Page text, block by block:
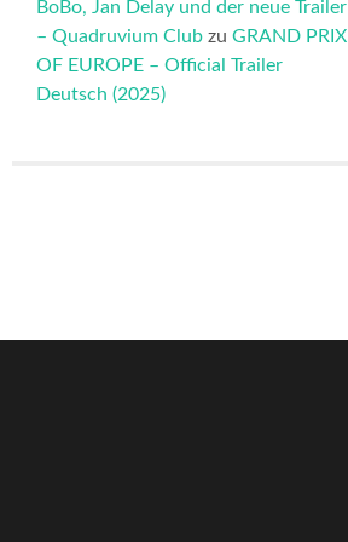
BoBo, Jan Delay und der neue Trailer
– Quadruvium Club zu GRAND PRIX
OF EUROPE – Official Trailer
Deutsch (2025)